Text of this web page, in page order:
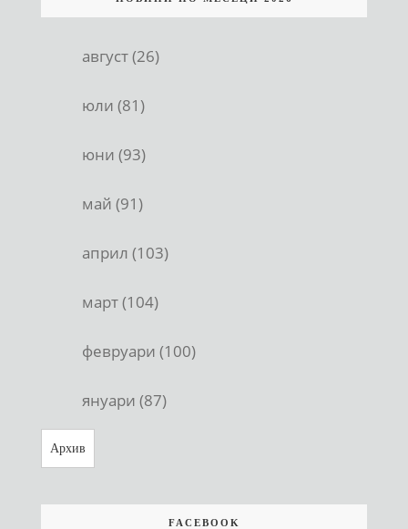
август (26)
юли (81)
юни (93)
май (91)
април (103)
март (104)
февруари (100)
януари (87)
Архив
FACEBOOK